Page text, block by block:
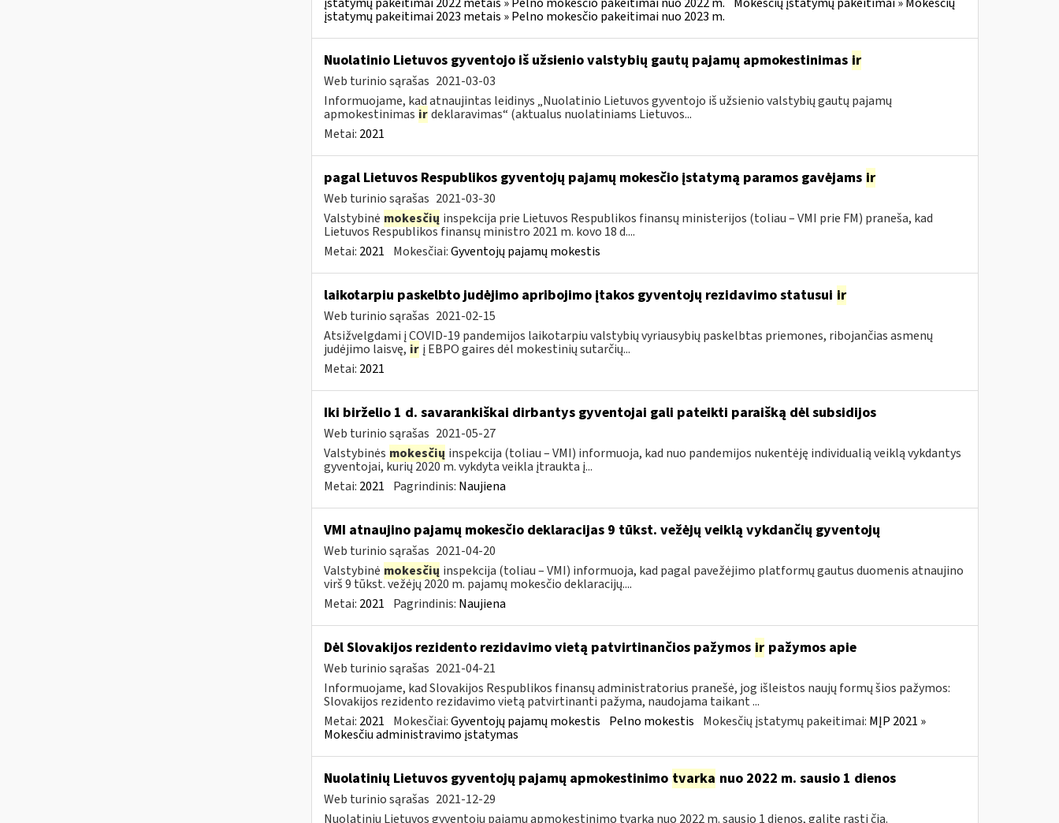
įstatymų pakeitimai 2023 metais » Pelno mokesčio pakeitimai nuo 2023 m.
Nuolatinio Lietuvos gyventojo iš užsienio valstybių gautų pajamų apmokestinimas ir
Web turinio sąrašas 2021-03-03
Informuojame, kad atnaujintas leidinys „Nuolatinio Lietuvos gyventojo iš užsienio valstybių gautų pajamų
apmokestinimas ir deklaravimas“ (aktualus nuolatiniams Lietuvos...
Metai: 2021
pagal Lietuvos Respublikos gyventojų pajamų mokesčio įstatymą paramos gavėjams ir
Web turinio sąrašas 2021-03-30
Valstybinė mokesčių inspekcija prie Lietuvos Respublikos finansų ministerijos (toliau – VMI prie FM) praneša, kad
Lietuvos Respublikos finansų ministro 2021 m. kovo 18 d....
Metai: 2021 Mokesčiai:Gyventojų pajamų mokestis
laikotarpiu paskelbto judėjimo apribojimo įtakos gyventojų rezidavimo statusui ir
Web turinio sąrašas 2021-02-15
Atsižvelgdami į COVID-19 pandemijos laikotarpiu valstybių vyriausybių paskelbtas priemones, ribojančias asmenų
judėjimo laisvę, ir į EBPO gaires dėl mokestinių sutarčių...
Metai: 2021
Iki birželio 1 d. savarankiškai dirbantys gyventojai gali pateikti paraišką dėl subsidijos
Web turinio sąrašas 2021-05-27
Valstybinės mokesčių inspekcija (toliau – VMI) informuoja, kad nuo pandemijos nukentėję individualią veiklą vykdantys
gyventojai, kurių 2020 m. vykdyta veikla įtraukta į...
Metai: 2021 Pagrindinis: Naujiena
VMI atnaujino pajamų mokesčio deklaracijas 9 tūkst. vežėjų veiklą vykdančių gyventojų
Web turinio sąrašas 2021-04-20
Valstybinė mokesčių inspekcija (toliau – VMI) informuoja, kad pagal pavežėjimo platformų gautus duomenis atnaujino
virš 9 tūkst. vežėjų 2020 m. pajamų mokesčio deklaracijų....
Metai: 2021 Pagrindinis: Naujiena
Dėl Slovakijos rezidento rezidavimo vietą patvirtinančios pažymos irpažymos apie
Web turinio sąrašas 2021-04-21
Informuojame, kad Slovakijos Respublikos finansų administratorius pranešė, jog išleistos naujų formų šios pažymos:
Slovakijos rezidento rezidavimo vietą patvirtinanti pažyma, naudojama taikant ...
Metai: 2021 Mokesčiai:Gyventojų pajamų mokestis Pelno mokestis Mokesčių įstatymų pakeitimai: MĮP 2021 »
Mokesčiu administravimo įstatymas
Nuolatinių Lietuvos gyventojų pajamų apmokestinimo tvarka nuo 2022 m. sausio 1 dienos
Web turinio sąrašas 2021-12-29
Nuolatinių Lietuvos gyventojų pajamų apmokestinimo tvarką nuo 2022 m. sausio 1 dienos, galite rasti čia.